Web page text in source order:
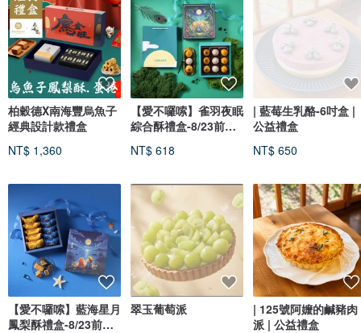
柏穀德X南海豐烏魚子
經典設計款禮盒
NT$ 1,360
【愛不囉嗦】藍海星月
鳳梨酥禮盒-8/23前早
【愛不囉嗦】雀羽夜眠
綜合酥禮盒-8/23前早
NT$ 618
翠玉葡萄派
| 藍莓生乳酪-6吋盒 |
公益禮盒
NT$ 650
| 125號阿嬤的鹹豬肉
派 | 公益禮盒